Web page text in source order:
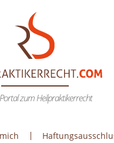
zum Heilpraktikerrecht